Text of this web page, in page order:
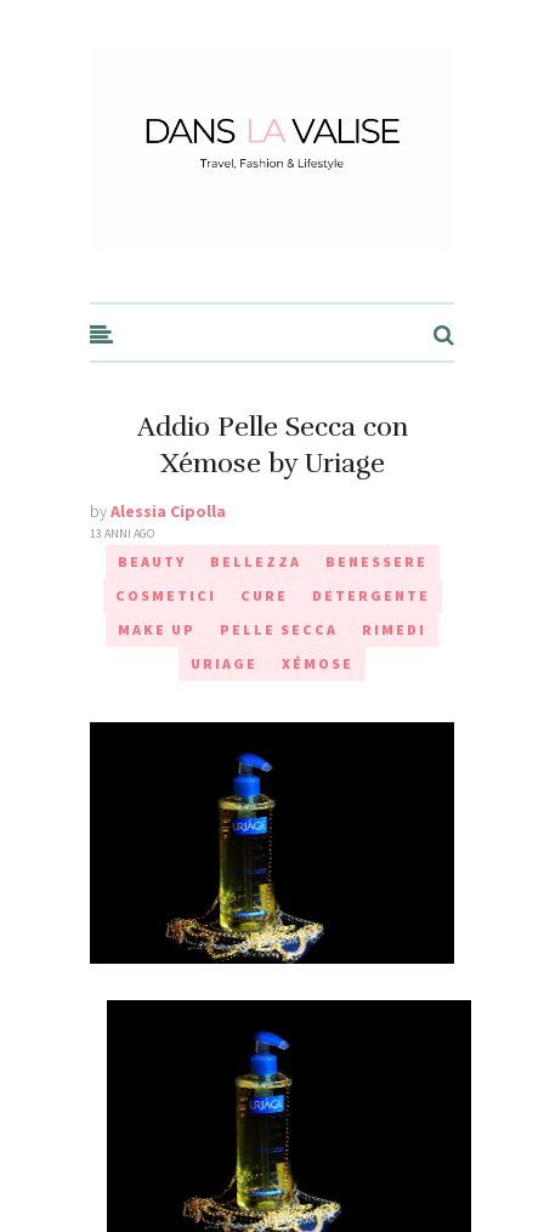
Addio Pelle Secca con
Xémose by Uriage
byAlessia Cipolla
13 ANNI AGO
BEAUTY BELLEZZA
BENESSERE
COSMETICI
CURE
DETERGENTE
MAKE UP
PELLE SECCA
RIMEDI
URIAGE
XÉMOSE